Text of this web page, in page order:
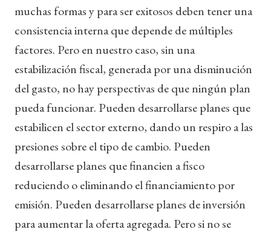
muchas formas y para ser exitosos deben tener una
consistencia interna que depende de múltiples
factores. Pero en nuestro caso, sin una
estabilización fiscal, generada por una disminución
del gasto, no hay perspectivas de que ningún plan
pueda funcionar. Pueden desarrollarse planes que
estabilicen el sector externo, dando un respiro a las
presiones sobre el tipo de cambio. Pueden
desarrollarse planes que financien a fisco
reduciendo o eliminando el financiamiento por
emisión. Pueden desarrollarse planes de inversión
para aumentar la oferta agregada. Pero si no se